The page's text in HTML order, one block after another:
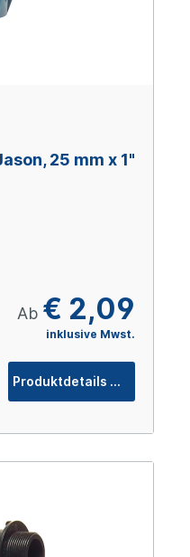
25 mm x 1"
Ab € 2,09
inklusive Mwst.
Produktdetails